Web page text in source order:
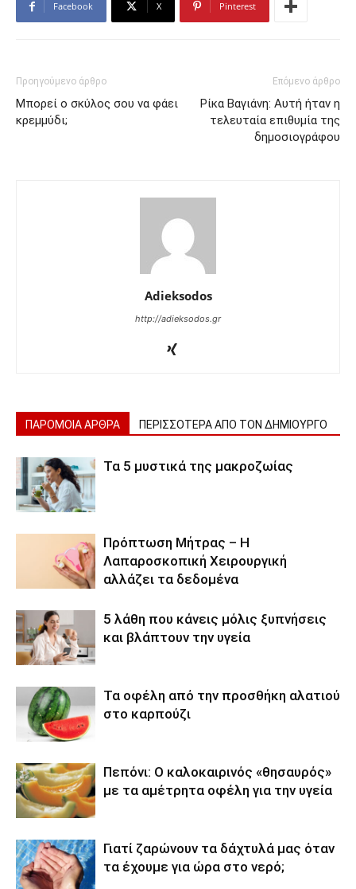
Facebook X Pinterest
Προηγούμενο άρθρο
Μπορεί ο σκύλος σου να φάει
κρεμμύδι;
Επόμενο άρθρο
Ρίκα Βαγιάνη: Αυτή ήταν η
τελευταία επιθυμία της
δημοσιογράφου
Adieksodos
http://adieksodos.gr
ΠΑΡΟΜΟΙΑ ΑΡΘΡΑ ΠΕΡΙΣΣΟΤΕΡΑ ΑΠΟ ΤΟΝ ΔΗΜΙΟΥΡΓΟ
Τα 5 μυστικά της μακροζωίας
Πρόπτωση Μήτρας – Η
Λαπαροσκοπική Χειρουργική
αλλάζει τα δεδομένα
5 λάθη που κάνεις μόλις ξυπνήσεις
και βλάπτουν την υγεία
Τα οφέλη από την προσθήκη αλατιού
στο καρπούζι
Πεπόνι: Ο καλοκαιρινός «θησαυρός»
με τα αμέτρητα οφέλη για την υγεία
Γιατί ζαρώνουν τα δάχτυλά μας όταν
τα έχουμε για ώρα στο νερό;